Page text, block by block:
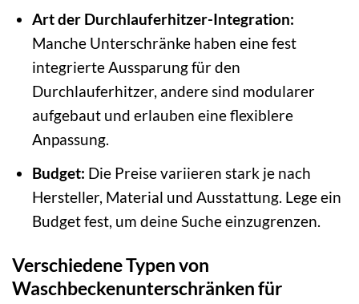
Art der Durchlauferhitzer-Integration:
Manche Unterschränke haben eine fest
integrierte Aussparung für den
Durchlauferhitzer, andere sind modularer
aufgebaut und erlauben eine flexiblere
Anpassung.
Budget: Die Preise variieren stark je nach
Hersteller, Material und Ausstattung. Lege ein
Budget fest, um deine Suche einzugrenzen.
Verschiedene Typen von
Waschbeckenunterschränken für